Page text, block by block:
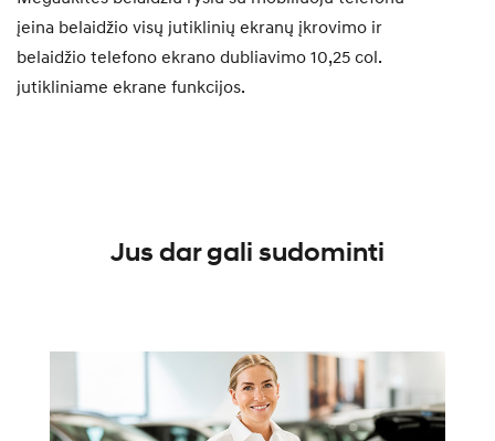
įeina belaidžio visų jutiklinių ekranų įkrovimo ir
belaidžio telefono ekrano dubliavimo 10,25 col.
jutikliniame ekrane funkcijos.
Jus dar gali sudominti